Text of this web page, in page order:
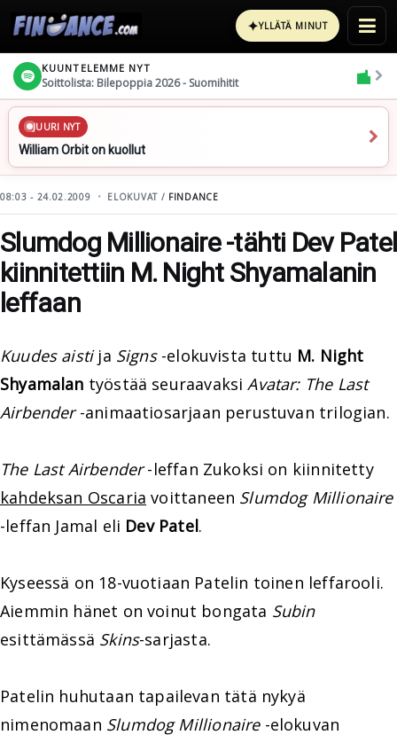
✦YLLÄTÄ MINUT
KUUNTELEMME NYT
Soittolista: Bilepoppia 2026 - Suomihitit
JUURI NYT
William Orbit on kuollut
08:03 - 24.02.2009 ELOKUVAT / FINDANCE
Slumdog Millionaire -tähti Dev Patel
kiinnitettiin M. Night Shyamalanin
leffaan
Kuudes aistija Signs-elokuvista tuttu M. Night
Shyamalan työstää seuraavaksiAvatar: The Last
Airbender-animaatiosarjaan perustuvan trilogian.
The Last Airbender-leffan Zukoksi on kiinnitetty
kahdeksan Oscaria voittaneen Slumdog Millionaire
-leffan Jamal eli Dev Patel.
Kyseessä on 18-vuotiaan Patelin toinen leffarooli.
Aiemmin hänet on voinut bongata Subin
esittämässä Skins-sarjasta.
Patelin huhutaan tapailevan tätä nykyä
nimenomaan Slumdog Millionaire-elokuvan